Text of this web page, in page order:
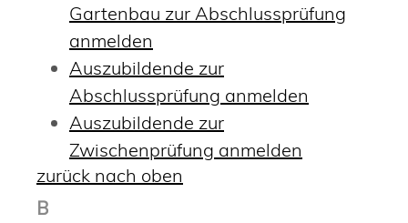
Gartenbau zur Abschlussprüfung
anmelden
Auszubildende zur
Abschlussprüfung anmelden
Auszubildende zur
Zwischenprüfung anmelden
zurück nach oben
B